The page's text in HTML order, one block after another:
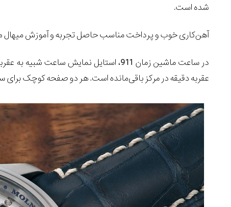
شده است.
آهن‌کاری خوب و پرداخت مناسب حاصل تجربه و آموزش میهال
عقربه دقیقه در مرکز باقی‌مانده است. هر دو صفحه کوچک برای